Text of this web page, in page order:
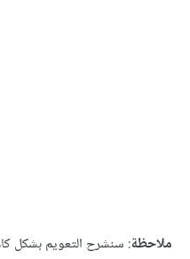
ملاحظة: سنشرح التعويم بشكل